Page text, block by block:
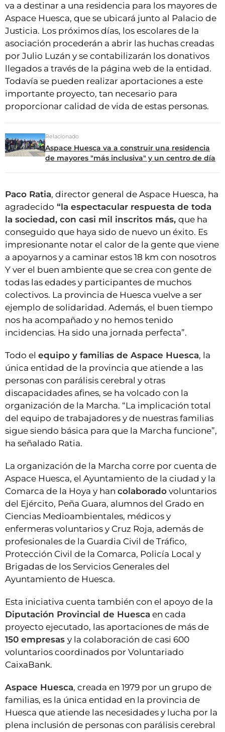
va a destinar a una residencia para los mayores de
Aspace Huesca, que se ubicará junto al Palacio de
Justicia. Los próximos días, los escolares de la
asociación procederán a abrir las huchas creadas
por Julio Luzán y se contabilizarán los donativos
llegados a través de la página web de la entidad.
Todavía se pueden realizar aportaciones a este
importante proyecto, tan necesario para
proporcionar calidad de vida de estas personas.
Relacionado
Aspace Huesca va a construir una residencia
de mayores "más inclusiva" y un centro de día
Paco Ratia, director general de Aspace Huesca, ha
agradecido “la espectacular respuesta de toda
la sociedad, con casi mil inscritos más, que ha
conseguido que haya sido de nuevo un éxito. Es
impresionante notar el calor de la gente que viene
a apoyarnos y a caminar estos 18 km con nosotros
Y ver el buen ambiente que se crea con gente de
todas las edades y participantes de muchos
colectivos. La provincia de Huesca vuelve a ser
ejemplo de solidaridad. Además, el buen tiempo
nos ha acompañado y no hemos tenido
incidencias. Ha sido una jornada perfecta”.
Todo el equipo y familias de Aspace Huesca, la
única entidad de la provincia que atiende a las
personas con parálisis cerebral y otras
discapacidades afines, se ha volcado con la
organización de la Marcha. “La implicación total
del equipo de trabajadores y de nuestras familias
sigue siendo básica para que la Marcha funcione”,
ha señalado Ratia.
La organización de la Marcha corre por cuenta de
Aspace Huesca, el Ayuntamiento de la ciudad y la
Comarca de la Hoya y han colaborado voluntarios
del Ejército, Peña Guara, alumnos del Grado en
Ciencias Medioambientales, médicos y
enfermeras voluntarios y Cruz Roja, además de
profesionales de la Guardia Civil de Tráfico,
Protección Civil de la Comarca, Policía Local y
Brigadas de los Servicios Generales del
Ayuntamiento de Huesca.
Esta iniciativa cuenta también con el apoyo de la
Diputación Provincial de Huesca en cada
proyecto ejecutado, las aportaciones de más de
150 empresas y la colaboración de casi 600
voluntarios coordinados por Voluntariado
CaixaBank.
Aspace Huesca, creada en 1979 por un grupo de
familias, es la única entidad en la provincia de
Huesca que atiende las necesidades y lucha por la
plena inclusión de personas con parálisis cerebral